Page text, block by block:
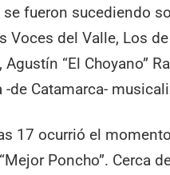
se fueron sucediendo
Voces del Valle, Los
“El Choyano”
-de Catamarca-
17 ocurrió el
Poncho”. Cerca